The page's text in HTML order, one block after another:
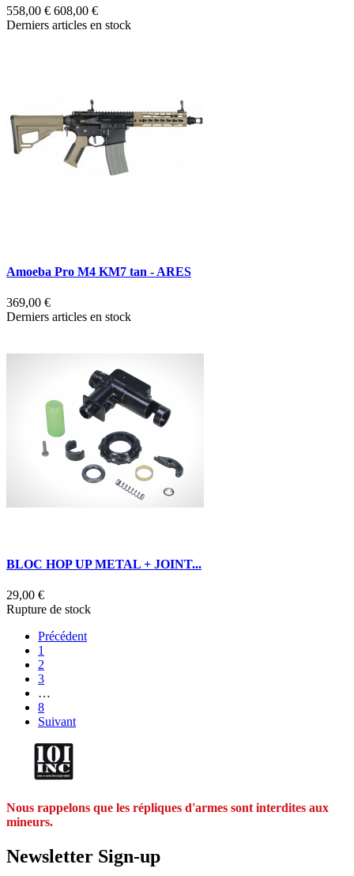
558,00 € 608,00 €
Derniers articles en stock
Amoeba Pro M4 KM7 tan - ARES
369,00 €
Derniers articles en stock
BLOC HOP UP METAL + JOINT...
29,00 €
Rupture de stock
Précédent
1
2
3
…
8
Suivant
Nous rappelons que les répliques d'armes sont interdites aux
mineurs.
Newsletter Sign-up